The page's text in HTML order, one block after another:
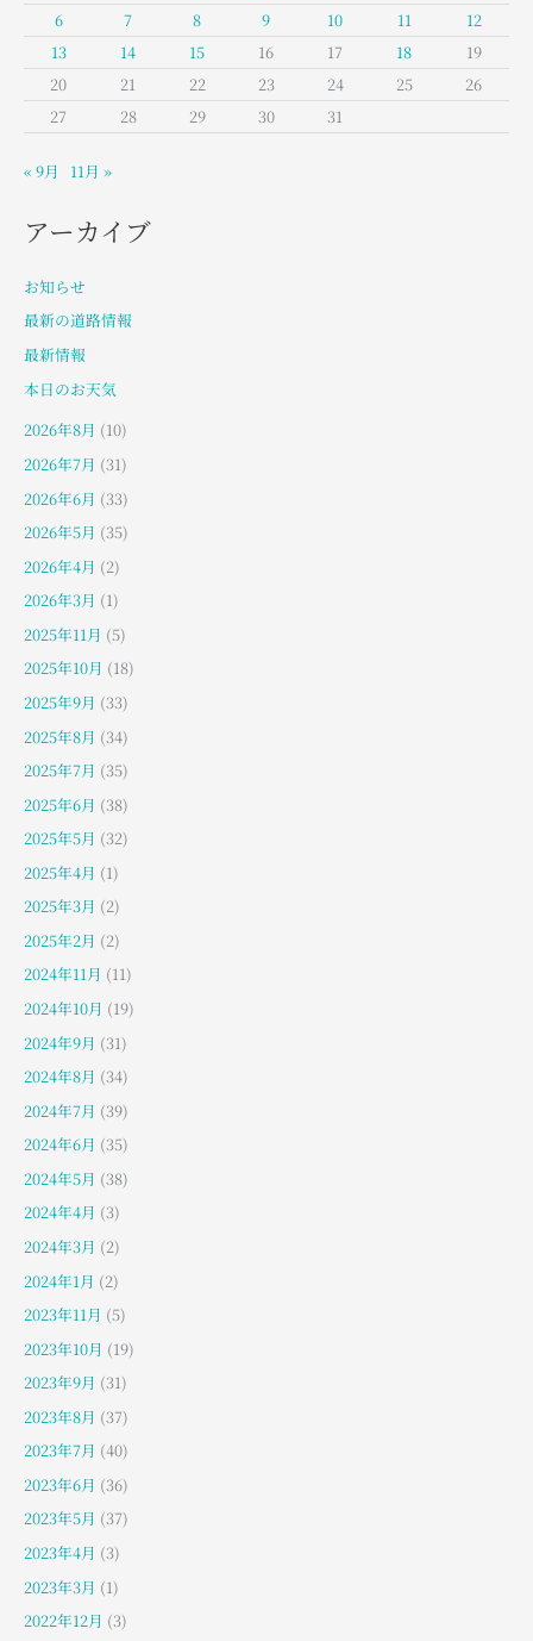
6
7 8 9 10 11
12
13
14 15 16 17 18
19
20
21 22 23 24 25
26
27
28 29 30 31
« 9月 11月 »
アーカイブ
お知らせ
最新の道路情報
最新情報
本日のお天気
2026年8月 (10)
2026年7月 (31)
2026年6月 (33)
2026年5月 (35)
2026年4月 (2)
2026年3月 (1)
2025年11月 (5)
2025年10月 (18)
2025年9月 (33)
2025年8月 (34)
2025年7月 (35)
2025年6月 (38)
2025年5月 (32)
2025年4月 (1)
2025年3月 (2)
2025年2月 (2)
2024年11月 (11)
2024年10月 (19)
2024年9月 (31)
2024年8月 (34)
2024年7月 (39)
2024年6月 (35)
2024年5月 (38)
2024年4月 (3)
2024年3月 (2)
2024年1月 (2)
2023年11月 (5)
2023年10月 (19)
2023年9月 (31)
2023年8月 (37)
2023年7月 (40)
2023年6月 (36)
2023年5月 (37)
2023年4月 (3)
2023年3月 (1)
2022年12月 (3)